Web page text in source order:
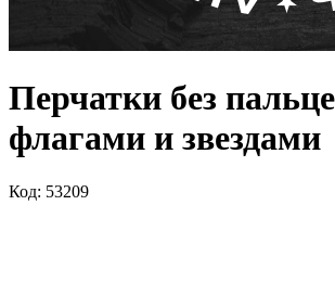
Перчатки без
флагами и звездами
Код: 53209